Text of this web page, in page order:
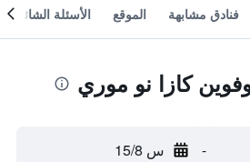
فنادق مشابهة الموقع الأسئلة الشائعة
كازا نو موري
- س 15/8